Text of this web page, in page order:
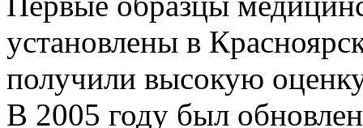
установлены в
получили высокую
В 2005 году был